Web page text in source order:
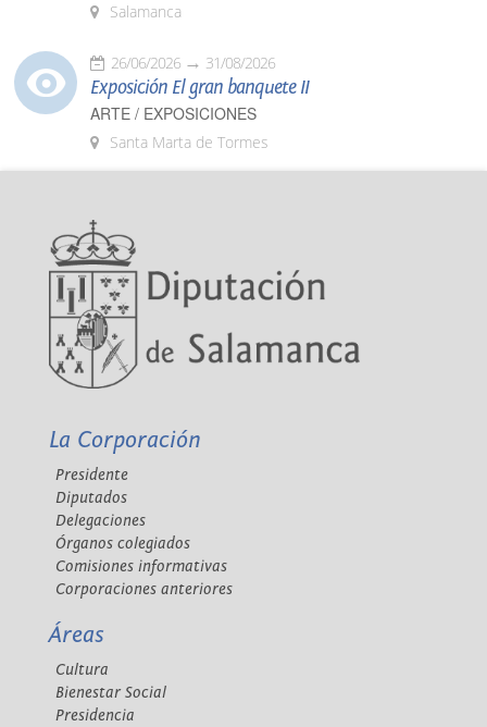
Salamanca
26/06/2026 31/08/2026
Exposición El gran banquete II
ARTE / EXPOSICIONES
Santa Marta de Tormes
La Corporación
Presidente
Diputados
Delegaciones
Órganos colegiados
Comisiones informativas
Corporaciones anteriores
Áreas
Cultura
Bienestar Social
Presidencia